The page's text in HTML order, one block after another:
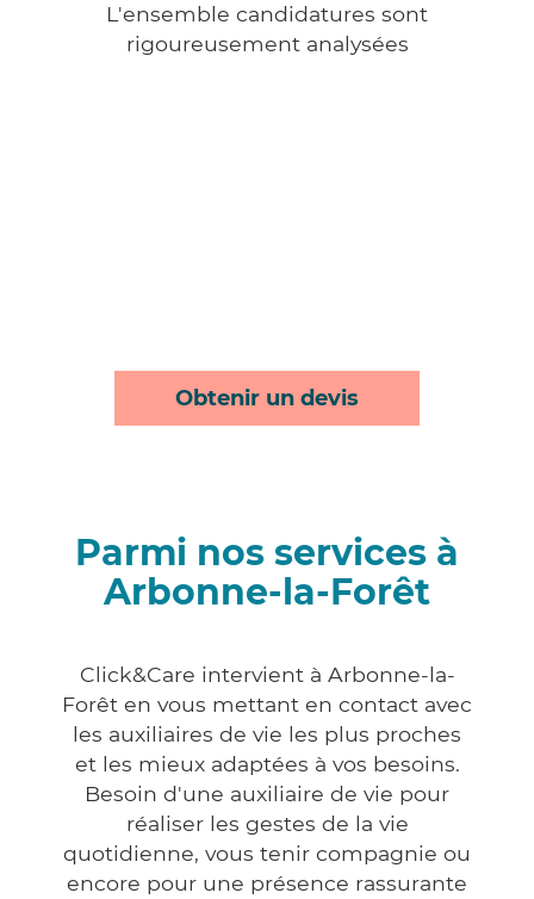
L'ensemble candidatures sont
rigoureusement analysées
Obtenir un devis
Parmi nos services à
Arbonne-la-Forêt
Click&Care intervient à Arbonne-la-
Forêt en vous mettant en contact avec
les auxiliaires de vie les plus proches
et les mieux adaptées à vos besoins.
Besoin d'une auxiliaire de vie pour
réaliser les gestes de la vie
quotidienne, vous tenir compagnie ou
encore pour une présence rassurante